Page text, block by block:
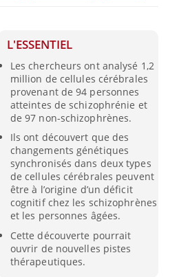
L'ESSENTIEL
Les chercheurs ont analysé 1,2
million de cellules cérébrales
provenant de 94 personnes
atteintes de schizophrénie et
de 97 non-schizophrènes.
Ils ont découvert que des
changements génétiques
synchronisés dans deux types
de cellules cérébrales peuvent
être à l’origine d’un déficit
cognitif chez les schizophrènes
et les personnes âgées.
Cette découverte pourrait
ouvrir de nouvelles pistes
thérapeutiques.